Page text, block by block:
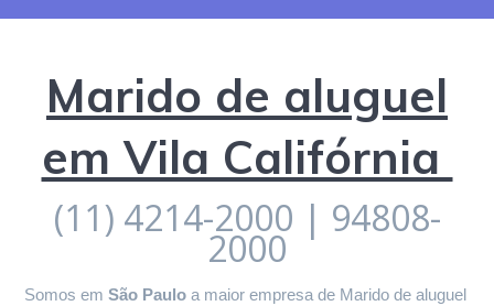
Marido de aluguel
em Vila Califórnia
(11) 4214-2000 | 94808-
2000
Somos em São Paulo a maior empresa de Marido de aluguel